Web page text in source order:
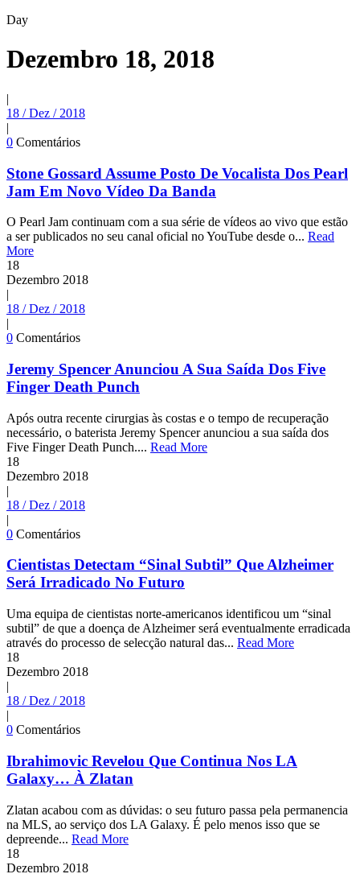
Day
Dezembro 18, 2018
|
18 / Dez / 2018
|
0 Comentários
Stone Gossard Assume Posto De Vocalista Dos Pearl
Jam Em Novo Vídeo Da Banda
O Pearl Jam continuam com a sua série de vídeos ao vivo que estão
a ser publicados no seu canal oficial no YouTube desde o... Read
More
18
Dezembro 2018
|
18 / Dez / 2018
|
0 Comentários
Jeremy Spencer Anunciou A Sua Saída Dos Five
Finger Death Punch
Após outra recente cirurgias às costas e o tempo de recuperação
necessário, o baterista Jeremy Spencer anunciou a sua saída dos
Five Finger Death Punch.... Read More
18
Dezembro 2018
|
18 / Dez / 2018
|
0 Comentários
Cientistas Detectam “Sinal Subtil” Que Alzheimer
Será Irradicado No Futuro
Uma equipa de cientistas norte-americanos identificou um “sinal
subtil” de que a doença de Alzheimer será eventualmente erradicada
através do processo de selecção natural das... Read More
18
Dezembro 2018
|
18 / Dez / 2018
|
0 Comentários
Ibrahimovic Revelou Que Continua Nos LA
Galaxy… À Zlatan
Zlatan acabou com as dúvidas: o seu futuro passa pela permanencia
na MLS, ao serviço dos LA Galaxy. É pelo menos isso que se
depreende... Read More
18
Dezembro 2018